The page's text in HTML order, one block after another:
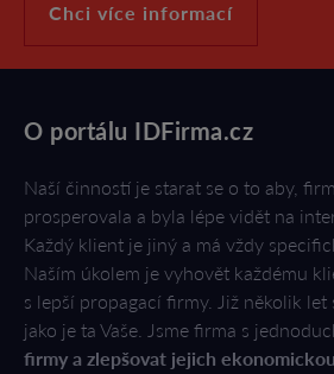
Chci více informací
O portálu IDFirma.cz
Naší činností je starat se o to aby,
prosperovala a byla lépe vidět na
Každý klient je jiný a má vždy
Naším úkolem je vyhovět každému
s lepší propagací firmy. Již několik let
jako je ta Vaše. Jsme firma s
firmy a zlepšovat jejich